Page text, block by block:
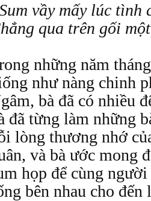
vầy mấy lúc tình
qua trên gối
những năm
như nàng chinh
bà đã có nhiều
đã từng làm những
lòng thương nhớ
và bà ước mong
họp để cùng
bên nhau cho